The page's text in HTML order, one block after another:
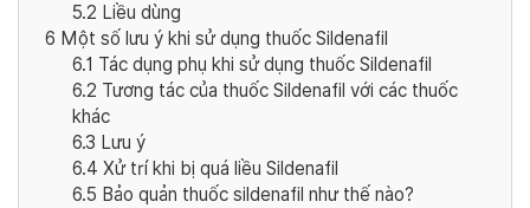
5.2 Liều dùng
6 Một số lưu ý khi sử dụng thuốc Sildenafil
6.1 Tác dụng phụ khi sử dụng thuốc Sildenafil
6.2 Tương tác của thuốc Sildenafil với các thuốc
khác
6.3 Lưu ý
6.4 Xử trí khi bị quá liều Sildenafil
6.5 Bảo quản thuốc sildenafil như thế nào?